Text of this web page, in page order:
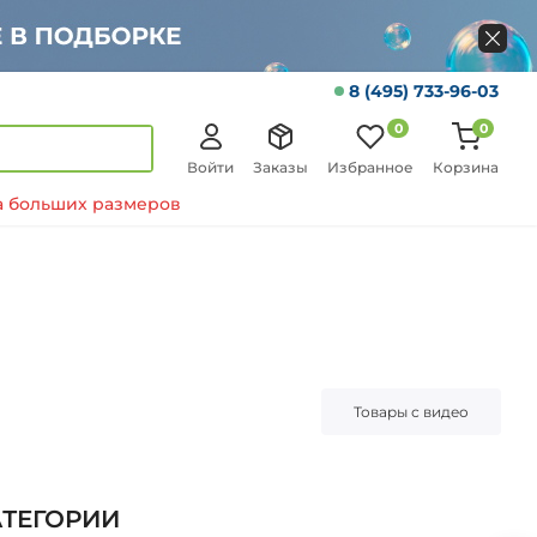
8 (495) 733-96-03
Войти Заказы Избранное
0
Корзина
0
больших размеров
Товары с видео